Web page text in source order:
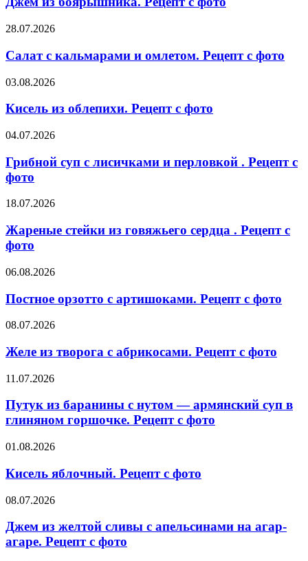
Рецепт
с
Салат
кальмарами
и
омлетом.
Рецепт
с
фото
28.07.2026
Салат с кальмарами и омлетом. Рецепт с фото
Кисель
облепихи.
с
03.08.2026
Кисель из облепихи. Рецепт с фото
Грибной
с
лисичками
и
.
с
фото
04.07.2026
Грибной суп с лисичками и перловкой . Рецепт с
фото
Жареные
из
говяжьего
сердца
Рецепт
фото
18.07.2026
Жареные стейки из говяжьего сердца . Рецепт с
фото
Постное
с
артишоками.
Рецепт
фото
06.08.2026
Постное орзотто с артишоками. Рецепт с фото
Желе
творога
с
абрикосами.
Рецепт
с
фото
08.07.2026
Желе из творога с абрикосами. Рецепт с фото
Путук
баранины
нутом
армянский
в
горшочке.
с
фото
11.07.2026
Путук из баранины с нутом — армянский суп в
глиняном горшочке. Рецепт с фото
Кисель
Рецепт
с
фото
01.08.2026
Кисель яблочный. Рецепт с фото
Джем
желтой
сливы
с
08.07.2026
Джем из желтой сливы с апельсинами на агар-
агаре. Рецепт с фото